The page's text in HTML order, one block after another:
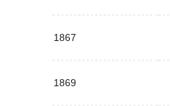
1867
1869